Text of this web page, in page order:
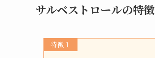
サルベストロールの特徴
特徴１